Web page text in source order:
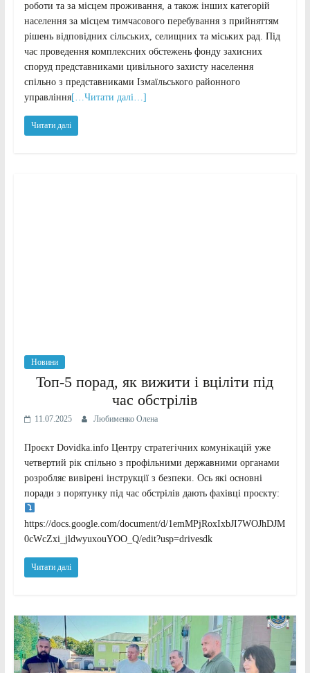
роботи та за місцем проживання, а також інших категорій
населення за місцем тимчасового перебування з прийняттям
рішень відповідних сільських, селищних та міських рад. Під
час проведення комплексних обстежень фонду захисних
споруд представниками цивільного захисту населення
спільно з представниками Ізмаїльського районного
управління[…Читати далі…]
Читати далі
Новини
Топ-5 порад, як вижити і вціліти під
час обстрілів
11.07.2025 Любименко Олена
Проєкт Dovidka.info Центру стратегічних комунікацій уже
четвертий рік спільно з профільними державними органами
розробляє вивірені інструкції з безпеки. Ось які основні
поради з порятунку під час обстрілів дають фахівці проєкту:
https://docs.google.com/document/d/1emMPjRoxIxbJI7WOJhDJM
0cWcZxi_jldwyuxouYOO_Q/edit?usp=drivesdk
Читати далі